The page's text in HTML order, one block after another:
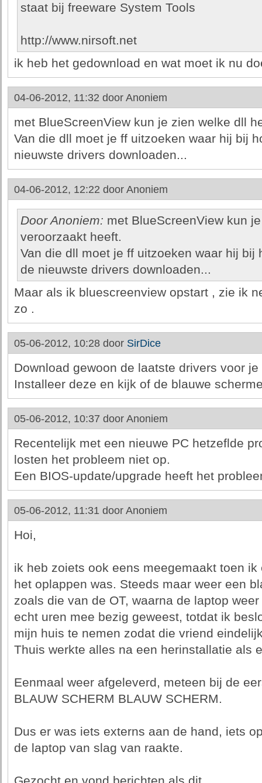
staat bij freeware System Tools
http://www.nirsoft.net
ik heb het gedownload en wat moet ik nu
04-06-2012, 11:32 door Anoniem
met BlueScreenView kun je zien welke dll
Van die dll moet je ff uitzoeken waar hij bij
nieuwste drivers downloaden...
04-06-2012, 12:22 door Anoniem
Door Anoniem: met BlueScreenView kun
veroorzaakt heeft.
Van die dll moet je ff uitzoeken waar hij bij
de nieuwste drivers downloaden...
Maar als ik bluescreenview opstart , zie ik
zo .
05-06-2012, 10:28 door SirDice
Download gewoon de laatste drivers voor
Installeer deze en kijk of de blauwe
05-06-2012, 10:37 door Anoniem
Recentelijk met een nieuwe PC hetzeflde
losten het probleem niet op.
Een BIOS-update/upgrade heeft het
05-06-2012, 11:31 door Anoniem
Hoi,
ik heb zoiets ook eens meegemaakt toen
het oplappen was. Steeds maar weer een
zoals die van de OT, waarna de laptop
echt uren mee bezig geweest, totdat ik
mijn huis te nemen zodat die vriend
Thuis werkte alles na een herinstallatie als
Eenmaal weer afgeleverd, meteen bij de
BLAUW SCHERM BLAUW SCHERM.
Dus er was iets externs aan de hand, iets
de laptop van slag van raakte.